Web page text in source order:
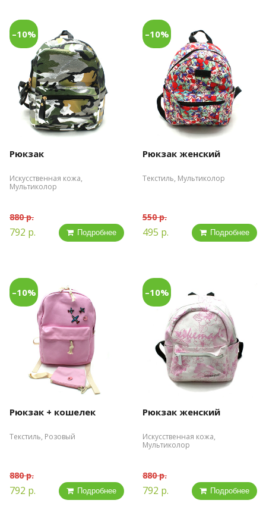
–10%
Рюкзак
Искусственная кожа,
Мультиколор
880 р.
792 р. Подробнее
–10%
Рюкзак женский
Текстиль, Мультиколор
550 р.
495 р. Подробнее
–10%
Рюкзак + кошелек
Текстиль, Розовый
880 р.
792 р. Подробнее
–10%
Рюкзак женский
Искусственная кожа,
Мультиколор
880 р.
792 р. Подробнее